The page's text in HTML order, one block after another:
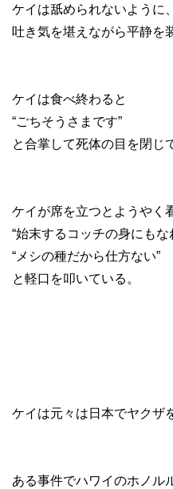
ケイは舐められないように、
吐き気を堪えながら平静を
ケイは食べ終わると
“ごちそうさまです”
と合掌して死体の目を閉じ
ケイが席を立つとようやく
“始末するコッチの身にもな
“メシの種だから仕方ない”
と軽口を叩いている。
ケイは元々は日本でヤクザ
ある事件でハワイのホノル